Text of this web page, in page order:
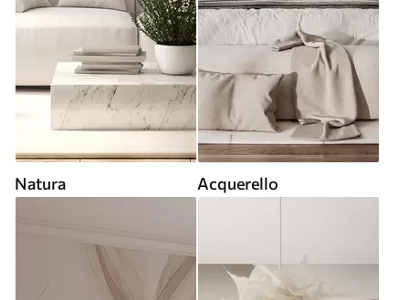
Natura Acquerello